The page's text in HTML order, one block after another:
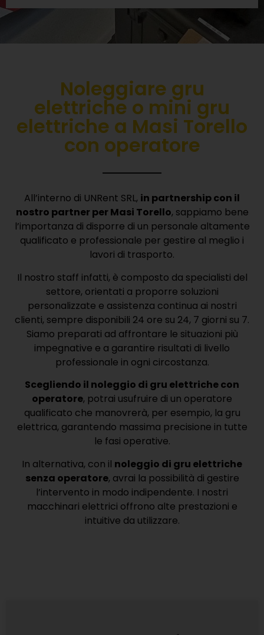
Noleggiare gru
elettriche o mini gru
elettriche a Masi Torello
con operatore
All’interno di UNRent SRL, in partnership con il
nostro partner per Masi Torello, sappiamo bene
l’importanza di disporre di un personale altamente
qualificato e professionale per gestire al meglio i
lavori di trasporto.
Il nostro staff infatti, è composto da specialisti del
settore, orientati a proporre soluzioni
personalizzate e assistenza continua ai nostri
clienti, sempre disponibili 24 ore su 24, 7 giorni su 7.
Siamo preparati ad affrontare le situazioni più
impegnative e a garantire risultati di livello
professionale in ogni circostanza.
Scegliendo il noleggio di gru elettriche con
operatore, potrai usufruire di un operatore
qualificato che manovrerà, per esempio, la gru
elettrica, garantendo massima precisione in tutte
le fasi operative.
In alternativa, con il noleggio di gru elettriche
senza operatore, avrai la possibilità di gestire
l’intervento in modo indipendente. I nostri
macchinari elettrici offrono alte prestazioni e
intuitive da utilizzare.